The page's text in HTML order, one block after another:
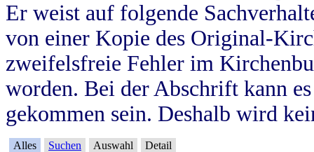
Er weist auf folgende
von einer Kopie des Original-
zweifelsfreie Fehler im
worden. Bei der Abschrift kann
gekommen sein. Deshalb wird
Alles Suchen Auswahl Detail